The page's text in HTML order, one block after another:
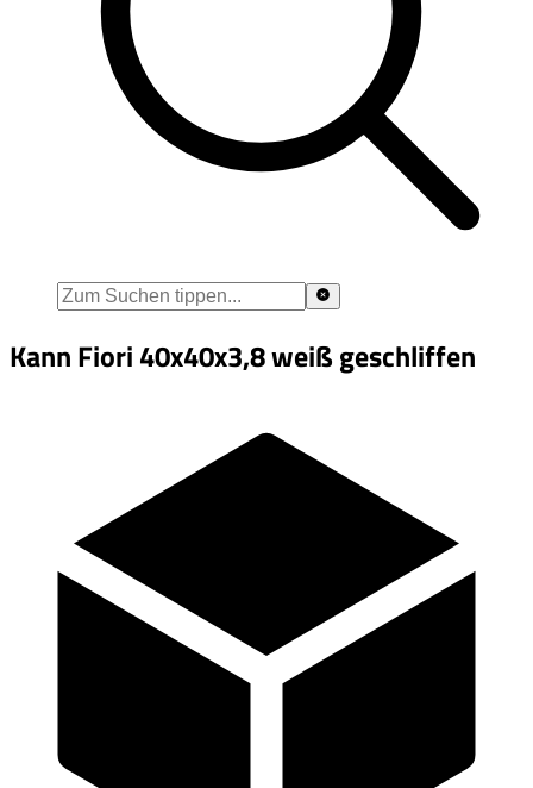
Kann Fiori 40x40x3,8 weiß geschliffen